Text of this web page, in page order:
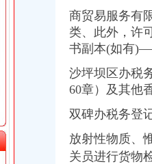
商贸易服务有
类、此外，许
书副本(如有
沙坪坝区办税
60章）及其他
双碑办税务登
放射性物质、
关员进行货物